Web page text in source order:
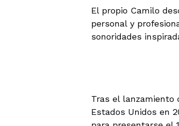
El propio Camilo
personal y
sonoridades
Tras el lanzamiento
Estados Unidos en